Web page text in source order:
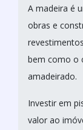
A madeira é
obras e
bem como o
amadeirado.
Investir em
valor ao